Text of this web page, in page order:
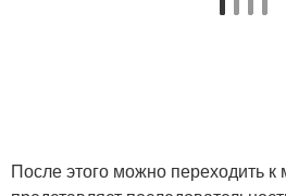
После этого можно переходить к